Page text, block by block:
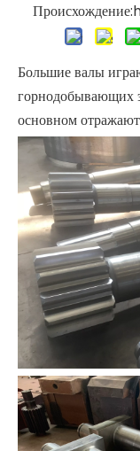
Происхождение:
Большие валы
горнодобывающих
основном